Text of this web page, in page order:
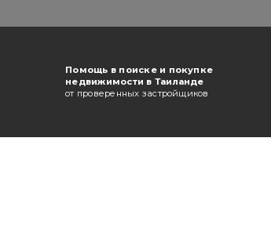
Помощь в поиске и покупке
недвижимости в Таиланде
от проверенных застройщиков